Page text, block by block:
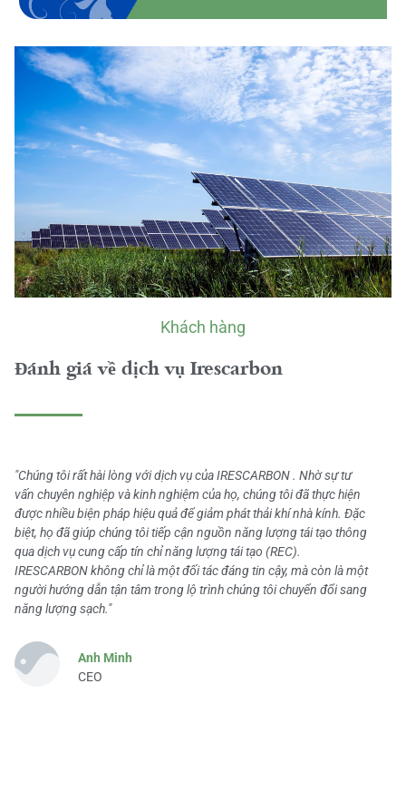
Khách hàng
Đánh giá về dịch vụ Irescarbon
"Chúng tôi rất hài lòng với dịch vụ của IRESCARBON . Nhờ sự tư
vấn chuyên nghiệp và kinh nghiệm của họ, chúng tôi đã thực hiện
được nhiều biện pháp hiệu quả để giảm phát thải khí nhà kính. Đặc
biệt, họ đã giúp chúng tôi tiếp cận nguồn năng lượng tái tạo thông
qua dịch vụ cung cấp tín chỉ năng lượng tái tạo (REC).
IRESCARBON không chỉ là một đối tác đáng tin cậy, mà còn là một
người hướng dẫn tận tâm trong lộ trình chúng tôi chuyển đổi sang
năng lượng sạch."
Anh Minh
CEO